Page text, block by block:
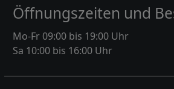
Öffnungszeiten und
Mo-Fr 09:00 bis 19:00 Uhr
Sa 10:00 bis 16:00 Uhr